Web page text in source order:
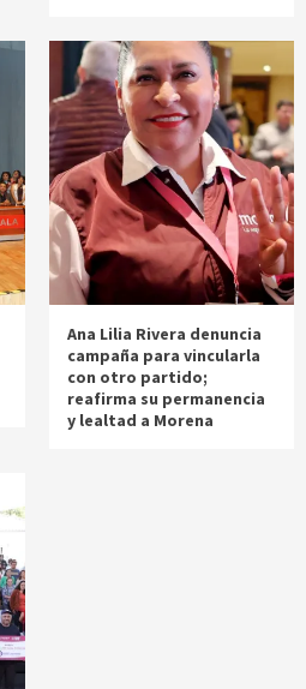
Ana Lilia Rivera denuncia
campaña para vincularla
con otro partido;
reafirma su permanencia
y lealtad a Morena